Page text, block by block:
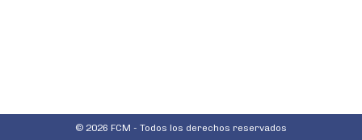
© 2026 FCM - Todos los derechos reservados